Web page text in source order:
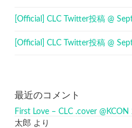
[Official] CLC Twitter投稿 @
[Official] CLC Twitter投稿 @
最近のコメント
First Love – CLC .cover
太郎 より